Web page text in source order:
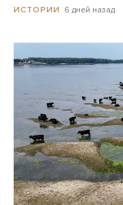
ИСТОРИИ 6 дней назад